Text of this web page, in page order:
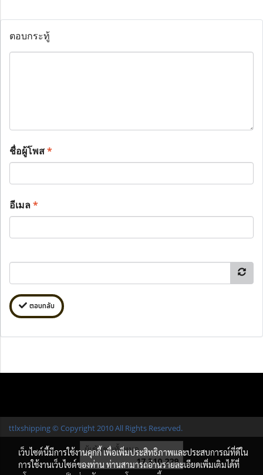
ตอบกระทู้
ชื่อผู้โพส*
อีเมล*
ตอบกลับ
ttlxshipping © Copyright 2010 All Rights Reserved.
ผู้เข้าชมทั้งหมด
17,310,229
เว็บไซต์นี้มีการใช้งานคุกกี้ เพื่อเพิ่มประสิทธิภาพและประสบการณ์ที่ดีใน
การใช้งานเว็บไซต์ของท่าน ท่านสามารถอ่านรายละเอียดเพิ่มเติมได้ที่